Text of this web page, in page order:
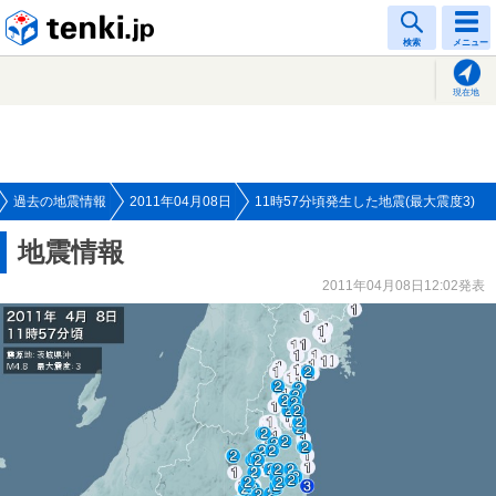
検索 メニュー
現在地
過去の地震情報 2011年04月08日 11時57分頃発生した地震(最大震度3)
地震情報
2011年04月08日12:02発表